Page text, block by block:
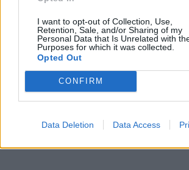
I want to opt-out of Collection, Use,
Retention, Sale, and/or Sharing of my
Personal Data that Is Unrelated with
Purposes for which it was collected.
Opted Out
CONFIRM
Data Deletion Data Access